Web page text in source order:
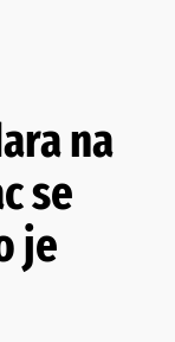
na
se
je